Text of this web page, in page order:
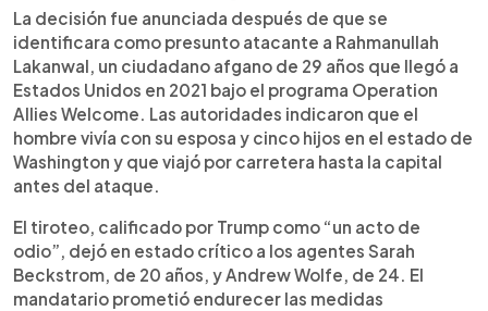
La decisión fue anunciada después de que se
identificara como presunto atacante a Rahmanullah
Lakanwal, un ciudadano afgano de 29 años que llegó a
Estados Unidos en 2021 bajo el programa Operation
Allies Welcome. Las autoridades indicaron que el
hombre vivía con su esposa y cinco hijos en el estado de
Washington y que viajó por carretera hasta la capital
antes del ataque.
El tiroteo, calificado por Trump como “un acto de
odio”, dejó en estado crítico a los agentes Sarah
Beckstrom, de 20 años, y Andrew Wolfe, de 24. El
mandatario prometió endurecer las medidas